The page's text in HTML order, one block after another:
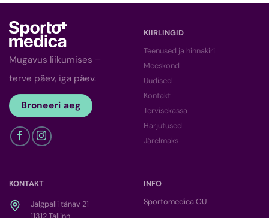
Mugavus liikumises –
terve päev, iga päev.
Broneeri aeg
KIIRLINGID
Teenused ja hinnakiri
Meeskond
Uudised
Kontakt
Tervisekassa
Harjutused
Järelmaks
KONTAKT
Jalgpalli tänav 21
INFO
Sportomedica OÜ